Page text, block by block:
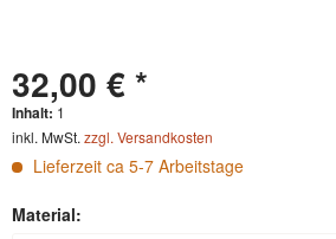
32,00 € *
Inhalt: 1
inkl. MwSt. zzgl. Versandkosten
Lieferzeit ca 5-7 Arbeitstage
Material: